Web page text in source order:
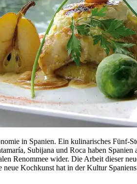
in Spanien. Ein kulinarisches Fünf-
Subijana und Roca haben
Renommee wider. Die Arbeit dieser
Kochkunst hat in der Kultur